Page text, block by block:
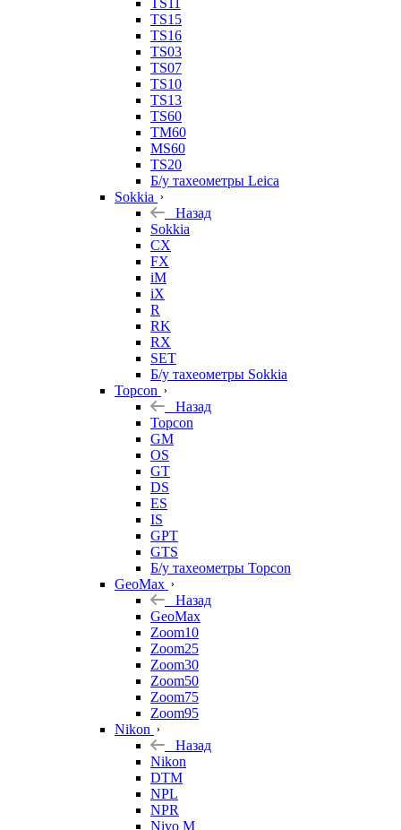
TS11
TS15
TS16
TS03
TS07
TS10
TS13
TS60
TM60
MS60
TS20
Б/у тахеометры Leica
Sokkia
Назад
Sokkia
CX
FX
iM
iX
R
RK
RX
SET
Б/у тахеометры Sokkia
Topcon
Назад
Topcon
GM
OS
GT
DS
ES
IS
GPT
GTS
Б/у тахеометры Topcon
GeoMax
Назад
GeoMax
Zoom10
Zoom25
Zoom30
Zoom50
Zoom75
Zoom95
Nikon
Назад
Nikon
DTM
NPL
NPR
Nivo M